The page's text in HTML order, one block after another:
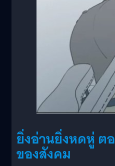
ยิ่งอ่านยิ่งหดหู่ ต
ของสังคม